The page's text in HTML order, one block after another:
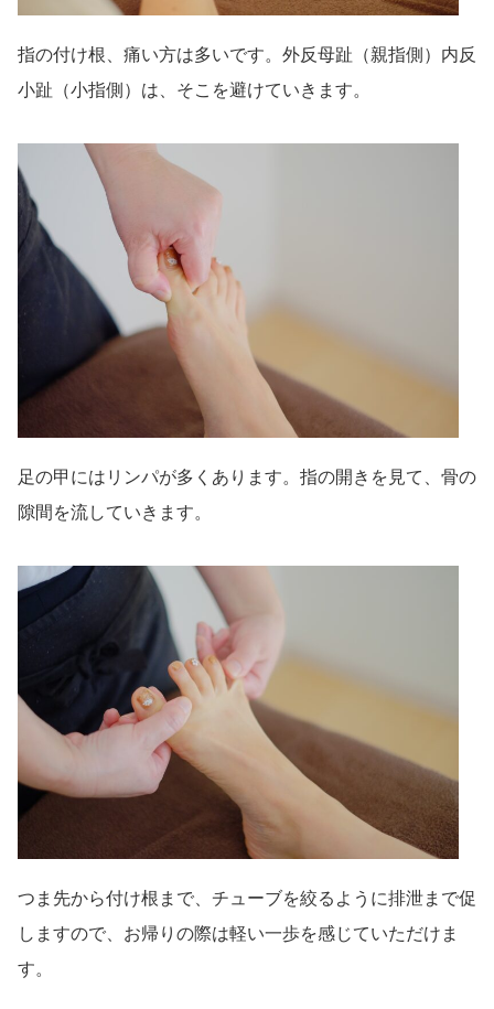
指の付け根、痛い方は多いです。外反母趾（親指側）内反
小趾（小指側）は、そこを避けていきます。
足の甲にはリンパが多くあります。指の開きを見て、骨の
隙間を流していきます。
つま先から付け根まで、チューブを絞るように排泄まで促
しますので、お帰りの際は軽い一歩を感じていただけま
す。